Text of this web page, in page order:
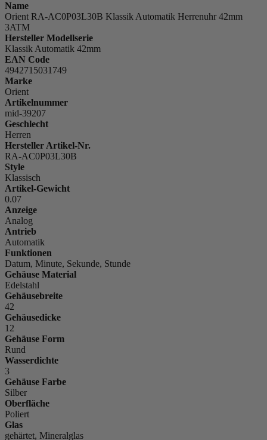
Name
Orient RA-AC0P03L30B Klassik Automatik Herrenuhr 42mm
3ATM
Hersteller Modellserie
Klassik Automatik 42mm
EAN Code
4942715031749
Marke
Orient
Artikelnummer
mid-39207
Geschlecht
Herren
Hersteller Artikel-Nr.
RA-AC0P03L30B
Style
Klassisch
Artikel-Gewicht
0.07
Anzeige
Analog
Antrieb
Automatik
Funktionen
Datum, Minute, Sekunde, Stunde
Gehäuse Material
Edelstahl
Gehäusebreite
42
Gehäusedicke
12
Gehäuse Form
Rund
Wasserdichte
3
Gehäuse Farbe
Silber
Oberfläche
Poliert
Glas
gehärtet, Mineralglas